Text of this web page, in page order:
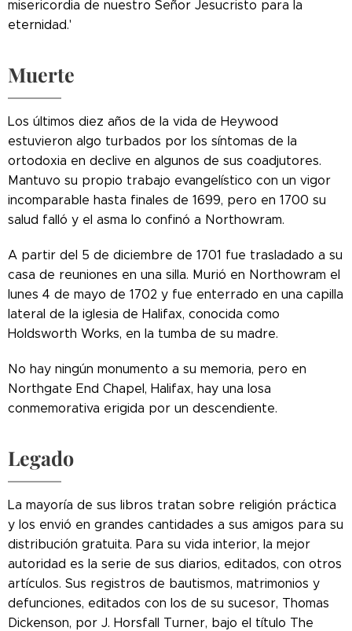
misericordia de nuestro Señor Jesucristo para la
eternidad.'
Muerte
Los últimos diez años de la vida de Heywood
estuvieron algo turbados por los síntomas de la
ortodoxia en declive en algunos de sus coadjutores.
Mantuvo su propio trabajo evangelístico con un vigor
incomparable hasta finales de 1699, pero en 1700 su
salud falló y el asma lo confinó a Northowram.
A partir del 5 de diciembre de 1701 fue trasladado a su
casa de reuniones en una silla. Murió en Northowram el
lunes 4 de mayo de 1702 y fue enterrado en una capilla
lateral de la iglesia de Halifax, conocida como
Holdsworth Works, en la tumba de su madre.
No hay ningún monumento a su memoria, pero en
Northgate End Chapel, Halifax, hay una losa
conmemorativa erigida por un descendiente.
Legado
La mayoría de sus libros tratan sobre religión práctica
y los envió en grandes cantidades a sus amigos para su
distribución gratuita. Para su vida interior, la mejor
autoridad es la serie de sus diarios, editados, con otros
artículos. Sus registros de bautismos, matrimonios y
defunciones, editados con los de su sucesor, Thomas
Dickenson, por J. Horsfall Turner, bajo el título The